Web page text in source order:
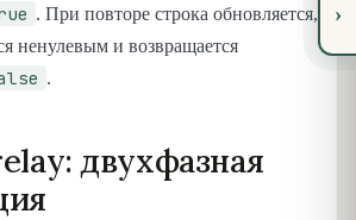
. При повторе строка обновляется,
ненулевым и возвращается
.
двухфазная
›